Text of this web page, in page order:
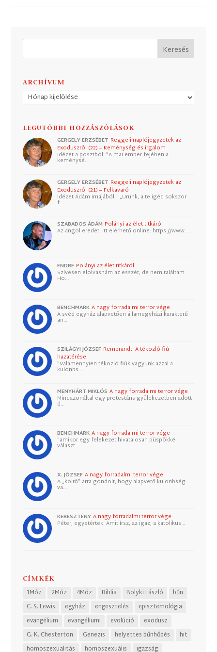
ARCHÍVUM
Archívum
LEGUTÓBBI HOZZÁSZÓLÁSOK
GERGELY ERZSÉBET Reggeli naplójegyzetek az
Exoduszról (22) – Keménység és irgalom
Idézet a posztból: "A mai ember fejében a
keménysé…
GERGELY ERZSÉBET Reggeli naplójegyzetek az
Exoduszról (21) – Felkavaró
Idézet Ádám imájából: "„Urunk, a te igéd sokszor
f…
SZABADOS ÁDÁM Polányi az élet titkáról
Az angol eredeti itt elérhető online: https://www.…
ENDRE Polányi az élet titkáról
Szívesen elolvasnám az esszét, de nem találtam.
Ho…
BENCHMARK A nagy forradalmi terror vége
A svéd egyház alapvetően államegyházi karakterű
an…
SZILÁGYI JÓZSEF Rembrandt: A tékozló fiú
hazatérése
"Valamennyien tékozló fiúk vagyunk azzal a
különbs…
MENYHÁRT MIKLÓS A nagy forradalmi terror vége
Mindazonáltal egy protestáns gyülekezetben adott
d…
BENCHMARK A nagy forradalmi terror vége
"amikor egy felekezet hivatalosan püspökké
választ…
X. JÓZSEF A nagy forradalmi terror vége
A „költő” arra gondolt, hogy alapvető különbség
va…
KERESZTÉNY A nagy forradalmi terror vége
Péter, egyetértek. Amit írsz, az igaz, a katolikus…
CÍMKÉK
1Móz 2Móz 4Móz Biblia Bolyki László
bűn
C. S. Lewis
egyház engesztelés
episztemológia
evangélium
evangéliumi evolúció
exodusz
G. K. Chesterton
Genezis helyettes bűnhődés
hit
homoszexualitás
homoszexuális igazság